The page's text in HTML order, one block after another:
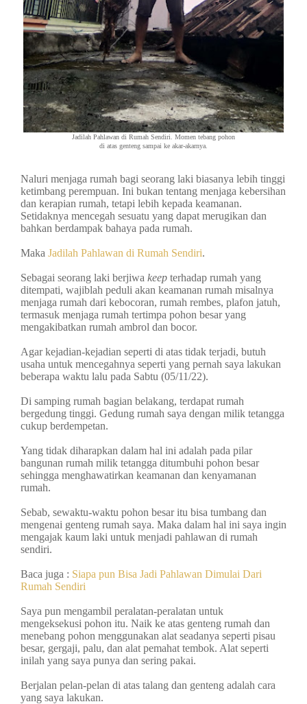
Jadilah Pahlawan di Rumah Sendiri. Momen tebang pohon
di atas genteng sampai ke akar-akarnya.
Naluri menjaga rumah bagi seorang laki biasanya lebih tinggi
ketimbang perempuan. Ini bukan tentang menjaga kebersihan
dan kerapian rumah, tetapi lebih kepada keamanan.
Setidaknya mencegah sesuatu yang dapat merugikan dan
bahkan berdampak bahaya pada rumah.
Maka Jadilah Pahlawan di Rumah Sendiri.
Sebagai seorang laki berjiwa keep terhadap rumah yang
ditempati, wajiblah peduli akan keamanan rumah misalnya
menjaga rumah dari kebocoran, rumah rembes, plafon jatuh,
termasuk menjaga rumah tertimpa pohon besar yang
mengakibatkan rumah ambrol dan bocor.
Agar kejadian-kejadian seperti di atas tidak terjadi, butuh
usaha untuk mencegahnya seperti yang pernah saya lakukan
beberapa waktu lalu pada Sabtu (05/11/22).
Di samping rumah bagian belakang, terdapat rumah
bergedung tinggi. Gedung rumah saya dengan milik tetangga
cukup berdempetan.
Yang tidak diharapkan dalam hal ini adalah pada pilar
bangunan rumah milik tetangga ditumbuhi pohon besar
sehingga menghawatirkan keamanan dan kenyamanan
rumah.
Sebab, sewaktu-waktu pohon besar itu bisa tumbang dan
mengenai genteng rumah saya. Maka dalam hal ini saya ingin
mengajak kaum laki untuk menjadi pahlawan di rumah
sendiri.
Baca juga : Siapa pun Bisa Jadi Pahlawan Dimulai Dari
Rumah Sendiri
Saya pun mengambil peralatan-peralatan untuk
mengeksekusi pohon itu. Naik ke atas genteng rumah dan
menebang pohon menggunakan alat seadanya seperti pisau
besar, gergaji, palu, dan alat pemahat tembok. Alat seperti
inilah yang saya punya dan sering pakai.
Berjalan pelan-pelan di atas talang dan genteng adalah cara
yang saya lakukan.